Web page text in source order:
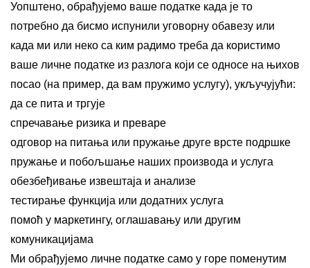
Уопштено, обрађујемо ваше податке када је то
потребно да бисмо испунили уговорну обавезу или
када ми или неко са ким радимо треба да користимо
ваше личне податке из разлога који се односе на њихов
посао (на пример, да вам пружимо услугу), укључујући:
да се пита и тргује
спречавање ризика и преваре
одговор на питања или пружање друге врсте подршке
пружање и побољшање наших производа и услуга
обезбеђивање извештаја и анализе
тестирање функција или додатних услуга
помоћ у маркетингу, оглашавању или другим
комуникацијама
Ми обрађујемо личне податке само у горе поменутим